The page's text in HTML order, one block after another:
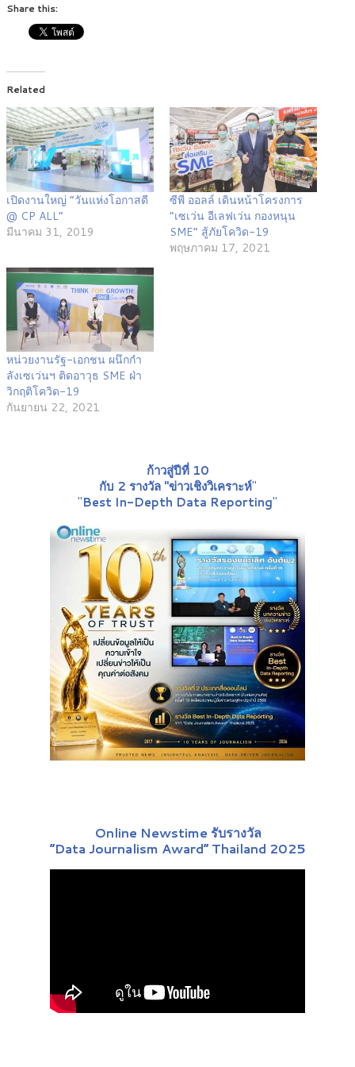
Share this:
Related
เปิดงานใหญ่ “วันแห่งโอกาสดี
@ CP ALL”
มีนาคม 31, 2019
ซีพี ออลล์ เดินหน้าโครงการ
“เซเว่น อีเลฟเว่น กองหนุน
SME” สู้ภัยโควิด-19
พฤษภาคม 17, 2021
หน่วยงานรัฐ-เอกชน ผนึกกำ
ลังเซเว่นฯ ติดอาวุธ SME ฝ่า
วิกฤติโควิด-19
กันยายน 22, 2021
ก้าวสู่ปีที่ 10
กับ 2 รางวัล "ข่าวเชิงวิเคราะห์"
"Best In-Depth Data Reporting"
Online Newstime รับรางวัล
“Data Journalism Award” Thailand 2025